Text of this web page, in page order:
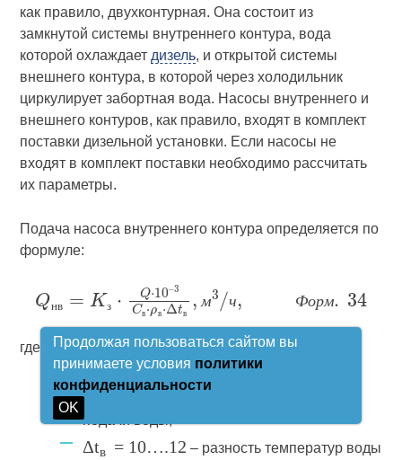
как правило, двухконтурная. Она состоит из
замкнутой системы внутреннего контура, вода
которой охлаждает дизель, и открытой системы
внешнего контура, в которой через холодильник
циркулирует забортная вода. Насосы внутреннего и
внешнего контуров, как правило, входят в комплект
поставки дизельной установки. Если насосы не
входят в комплект поставки необходимо рассчитать
их параметры.
Подача насоса внутреннего контура определяется по
формуле:
в в в
м ч Ф орм
где:
K = 1.2….1.3
подачи воды;
Δtв = 10….12 – разность температур воды
Продолжая пользоваться сайтом вы
принимаете условия политики
конфиденциальности
OK